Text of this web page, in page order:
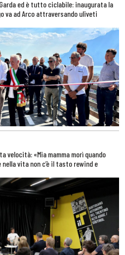
ed è tutto ciclabile: inaugurata la
va ad Arco attraversando uliveti
velocità: «Mia mamma morì quando
nella vita non c’è il tasto rewind e